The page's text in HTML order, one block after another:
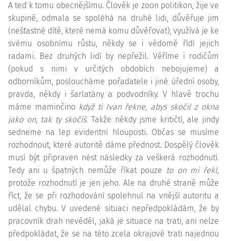
A teď k tomu obecnějšímu. Člověk je zoon politikon, žije ve
skupině, odmala se spoléhá na druhé lidi, důvěřuje jim
(nešťastné dítě, které nemá komu důvěřovat), využívá je ke
svému osobnímu růstu, někdy se i vědomě řídí jejich
radami. Bez druhých lidí by nepřežil. Věříme i rodičům
(pokud s nimi v určitých obdobích nebojujeme) a
odborníkům, posloucháme pořadatele i jiné úřední osoby,
pravda, někdy i šarlatány a podvodníky. V hlavě trochu
máme maminčino když ti Ivan řekne, abys skočil z okna
jako on, tak ty skočíš. Takže někdy jsme kritičtí, ale jindy
sedneme na lep evidentní hlouposti. Občas se musíme
rozhodnout, které autoritě dáme přednost. Dospělý člověk
musí být připraven nést následky za veškerá rozhodnutí.
Tedy ani u špatných nemůže říkat pouze to on mi řekl,
protože rozhodnutí je jen jeho. Ale na druhé straně může
říct, že se při rozhodování spolehnul na vnější autoritu a
udělal chybu. V uvedené situaci nepředpokládám, že by
pracovník drah nevěděl, jaká je situace na trati, ani nelze
předpokládat, že se na této zcela okrajové trati najednou